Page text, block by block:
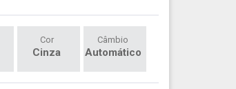
Cor
Cinza
Câmbio
Automático